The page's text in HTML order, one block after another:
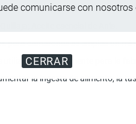
comunicarse con nosotros
CERRAR
a rojizo, con olor a notas
Aceite esencial de Anís.
para camarones se emplea un
utilizara exclusivamente para la
la ingesta de alimento, la